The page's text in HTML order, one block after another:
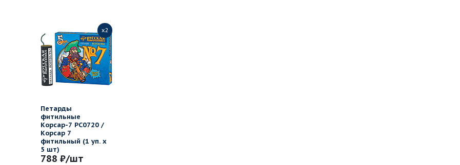
x2
Петарды
фитильные
Корсар-7 РС0720 /
Корсар 7
фитильный (1 уп. х
5 шт)
788 ₽/шт